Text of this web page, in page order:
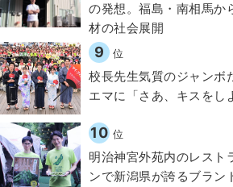
の発想。福島・南相馬か
材の社会展開​
9 位
校長先生気質のジャン
エマに「さあ、キスをし
10 位
明治神宮外苑内のレスト
ンで新潟県が誇るブラン